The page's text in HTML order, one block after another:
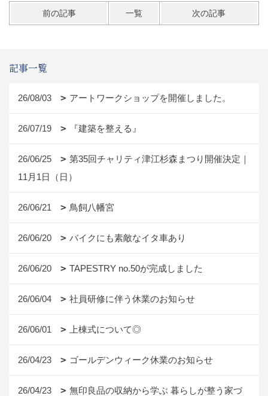
前の記事 一覧 次の記事
記事一覧
26/08/03 アートワークショップを開催しました。
26/07/19 『建築を整える』
26/06/25
第35回チャリティ津江杉森まつり開催決定｜
11月1日（日）
26/06/21 鳥飼八幡宮
26/06/20 バイクにも素敵なイタ車あり
26/06/20 TAPESTRY no.50が完成しました
26/06/04 社員研修に伴う休業のお知らせ
26/06/01 上棟式について◎
26/04/23 ゴールデンウィーク休業のお知らせ
26/04/23
無印良品の収納から学ぶ 暮らしが整う家づ